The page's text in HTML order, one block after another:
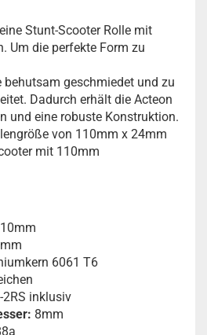
Stunt-Scooter Rolle mit
Um die perfekte Form zu
behutsam geschmiedet und zu
Dadurch erhält die Acteon
und eine robuste Konstruktion.
von 110mm x 24mm
mit 110mm
6061 T6
2RS inklusiv
8mm